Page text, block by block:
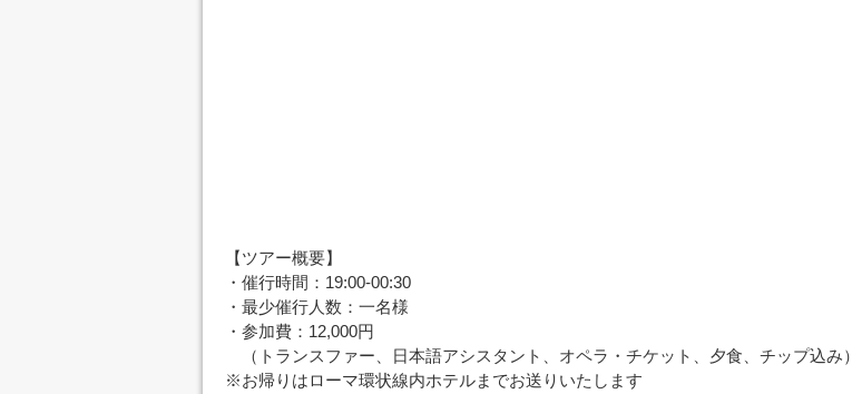
【ツアー概要】
・催行時間：19:00-00:30
・最少催行人数：一名様
・参加費：12,000円
（トランスファー、日本語アシスタント、オペラ・チケット、夕食、チップ込み）
※お帰りはローマ環状線内ホテルまでお送りいたします